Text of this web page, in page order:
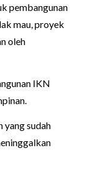
pembangunan
mau, proyek
oleh
IKN
yang sudah